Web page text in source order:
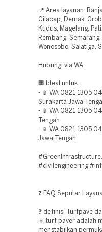
📍 Area layanan:
Cilacap, Demak,
Kudus, Magelang,
Rembang,
Wonosobo, Salatiga,
Hubungi via WA
🏢 Ideal untuk:
- 📱 WA 0821 1305
Surakarta Jawa
- 📱 WA 0821 1305
Tengah
- 📱 WA 0821 1305
Jawa Tengah
#civilengineering
❓ FAQ Seputar
❓ definisi Turfpave
🔹 turf paver adalah
menstabilkan